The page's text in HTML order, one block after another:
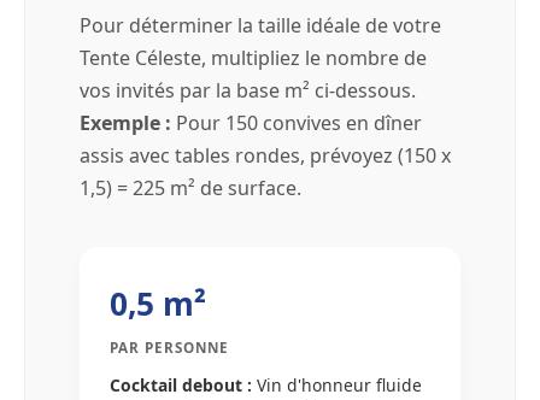
Pour déterminer la taille idéale de votre
Tente Céleste, multipliez le nombre de
vos invités par la base m² ci-dessous.
Exemple : Pour 150 convives en dîner
assis avec tables rondes, prévoyez (150 x
1,5) = 225 m² de surface.
0,5 m²
PAR PERSONNE
Cocktail debout : Vin d'honneur fluide